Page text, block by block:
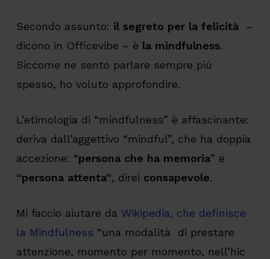
Secondo assunto: il segreto per la felicità
–
dicono in Officevibe – è la mindfulness.
Siccome ne sento parlare sempre più
spesso, ho voluto approfondire.
L’etimologia di “mindfulness” è affascinante:
deriva dall’aggettivo “mindful”, che ha doppia
accezione: “persona che ha memoria” e
“persona attenta”, direi consapevole.
Mi faccio aiutare da Wikipedia, che definisce
la Mindfulness “una modalità di prestare
attenzione, momento per momento, nell’hic